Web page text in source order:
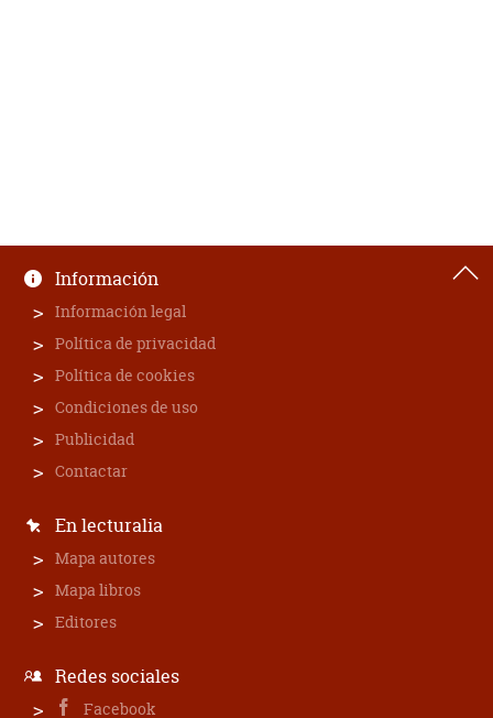
Información
Información legal
Política de privacidad
Política de cookies
Condiciones de uso
Publicidad
Contactar
En lecturalia
Mapa autores
Mapa libros
Editores
Redes sociales
Facebook